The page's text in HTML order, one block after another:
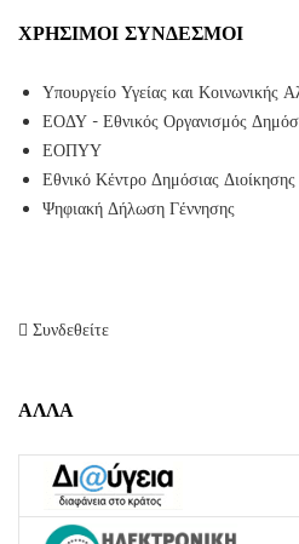
ΧΡΉΣΙΜΟΙ ΣΎΝΔΕΣΜΟΙ
Υπουργείο Υγείας και Κοινωνικής
ΕΟΔΥ - Εθνικός Οργανισμός
ΕΟΠΥΥ
Εθνικό Κέντρο Δημόσιας Διοίκησης
Ψηφιακή Δήλωση Γέννησης
Συνδεθείτε
ΑΛΛΑ